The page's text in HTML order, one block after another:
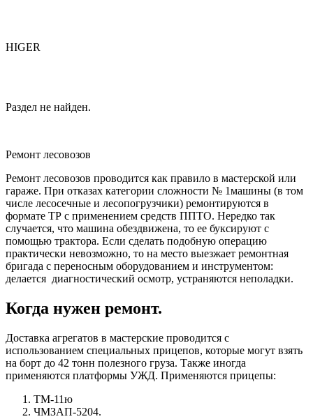
HIGER
Раздел не найден.
Ремонт лесовозов
Ремонт лесовозов проводится как правило в мастерской или
гараже. При отказах категории сложности № 1машины (в том
числе лесосечные и лесопогрузчики) ремонтируются в
формате ТР с применением средств ППТО. Нередко так
случается, что машина обездвижена, то ее буксируют с
помощью трактора. Если сделать подобную операцию
практически невозможно, то на место выезжает ремонтная
бригада с переносным оборудованием и инструментом:
делается диагностический осмотр, устраняются неполадки.
Когда нужен ремонт.
Доставка агрегатов в мастерские проводится с
использованием специальных прицепов, которые могут взять
на борт до 42 тонн полезного груза. Также иногда
применяются платформы УЖД. Применяются прицепы:
ТМ-11ю
ЧМЗАП-5204.